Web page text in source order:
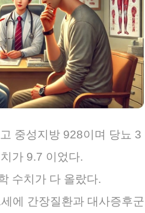
중성지방 928이며 당뇨 3
가 9.7 이었다.
수치가 다 올랐다.
에 간장질환과 대사증후군